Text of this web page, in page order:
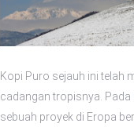
Kopi Puro sejauh ini telah
cadangan tropisnya.
sebuah proyek di Eropa